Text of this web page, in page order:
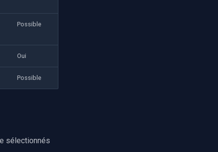
Possible
Oui
Possible
sélectionnés